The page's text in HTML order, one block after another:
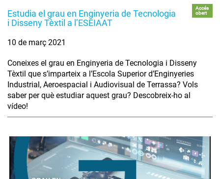
Estudia el grau en Enginyeria de Tecnologia
i Disseny Tèxtil a l’ESEIAAT
Accés
obert
10 de març 2021
Coneixes el grau en Enginyeria de Tecnologia i Disseny
Tèxtil que s’imparteix a l’Escola Superior d’Enginyeries
Industrial, Aeroespacial i Audiovisual de Terrassa? Vols
saber per què estudiar aquest grau? Descobreix-ho al
vídeo!